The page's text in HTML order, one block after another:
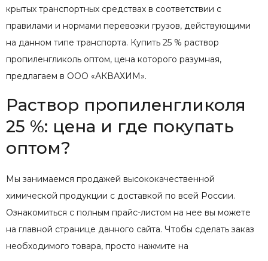
крытых транспортных средствах в соответствии с
правилами и нормами перевозки грузов, действующими
на данном типе транспорта. Купить 25 % раствор
пропиленгликоль оптом, цена которого разумная,
предлагаем в ООО «АКВАХИМ».
Раствор пропиленгликоля
25 %: цена и где покупать
оптом?
Мы занимаемся продажей высококачественной
химической продукции с доставкой по всей России.
Ознакомиться с полным прайс-листом на нее вы можете
на главной странице данного сайта. Чтобы сделать заказ
необходимого товара, просто нажмите на